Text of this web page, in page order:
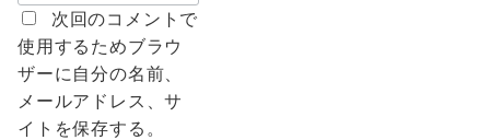
次回のコメントで
使用するためブラウ
ザーに自分の名前、
メールアドレス、サ
イトを保存する。